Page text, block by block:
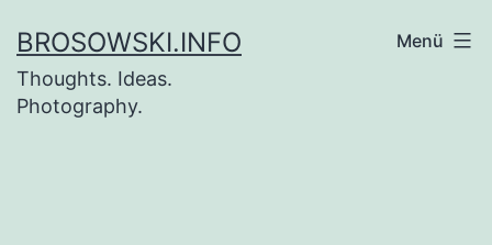
Inhalt
springen
BROSOWSKI.INFO
Thoughts. Ideas.
Photography.
Menü